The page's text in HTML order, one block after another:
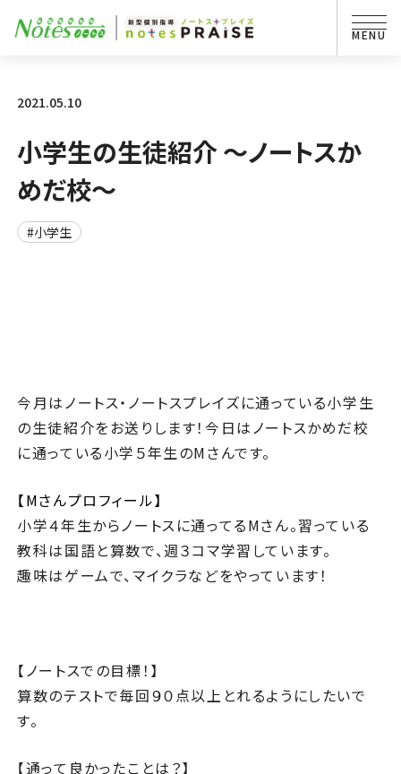
2021.05.10
小学生の生徒紹介 ～ノートスか
めだ校～
#小学生
今月はノートス・ノートスプレイズに通っている小学生
の生徒紹介をお送りします！今日はノートスかめだ校
に通っている小学５年生のMさんです。
【Mさんプロフィール】
小学４年生からノートスに通ってるMさん。習っている
教科は国語と算数で、週３コマ学習しています。
趣味はゲームで、マイクラなどをやっています！
【ノートスでの目標！】
算数のテストで毎回９０点以上とれるようにしたいで
す。
【通って良かったことは？】